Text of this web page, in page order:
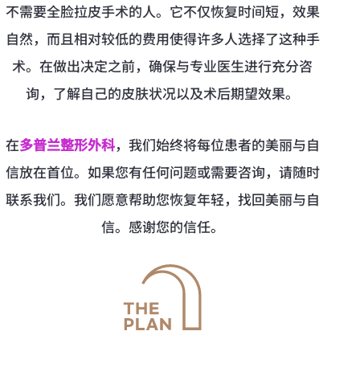
不需要全脸拉皮手术的人。它不仅恢复时间短，效果
自然，而且相对较低的费用使得许多人选择了这种手
术。在做出决定之前，确保与专业医生进行充分咨
询，了解自己的皮肤状况以及术后期望效果。
在多普兰整形外科，我们始终将每位患者的美丽与自
信放在首位。如果您有任何问题或需要咨询，请随时
联系我们。我们愿意帮助您恢复年轻，找回美丽与自
信。感谢您的信任。